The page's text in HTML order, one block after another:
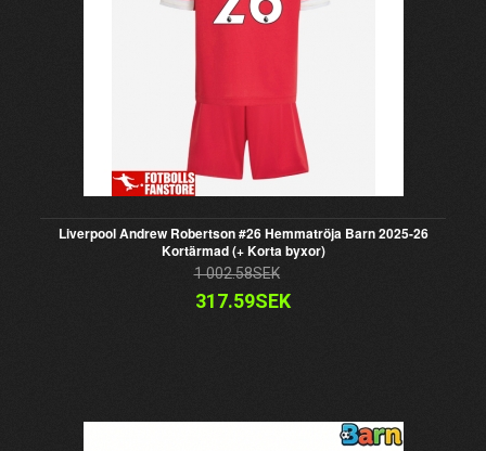
Liverpool Andrew Robertson #26 Hemmatröja Barn 2025-26
Kortärmad (+ Korta byxor)
1 002.58SEK
317.59SEK